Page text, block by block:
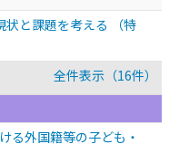
状と課題を考える
（特
全件表示（16件）
る外国籍等の子ども・